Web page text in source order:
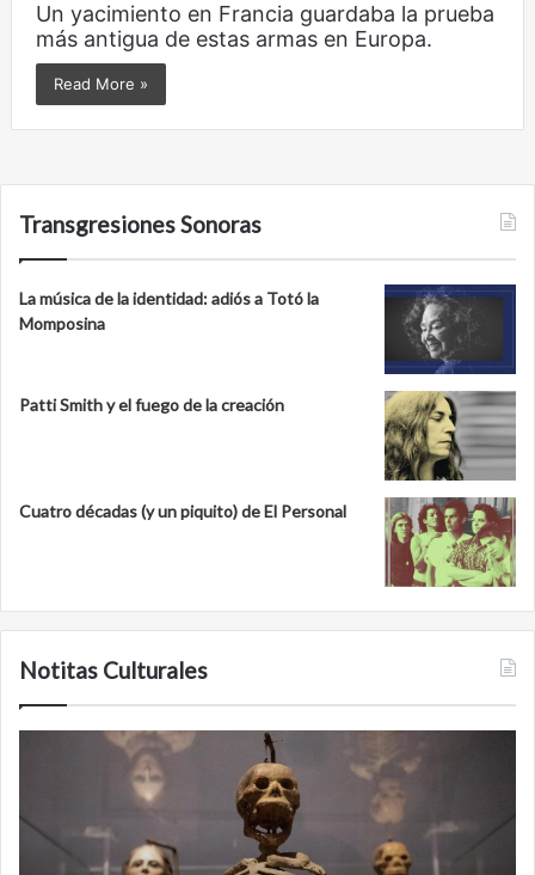
Un yacimiento en Francia guardaba la prueba
más antigua de estas armas en Europa.
Read More »
Transgresiones Sonoras
La música de la identidad: adiós a Totó la
Momposina
Patti Smith y el fuego de la creación
Cuatro décadas (y un piquito) de El Personal
Notitas Culturales
a